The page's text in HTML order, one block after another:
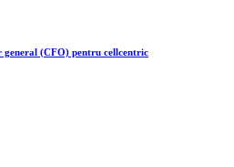
(CFO) pentru cellcentric